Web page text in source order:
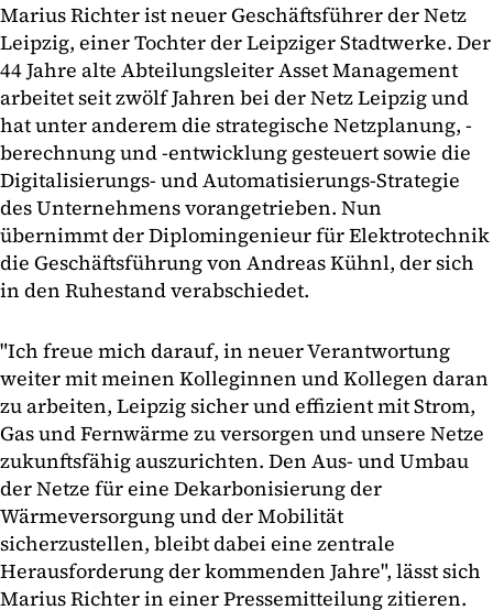
Marius Richter ist neuer Geschäftsführer der Netz
Leipzig, einer Tochter der Leipziger Stadtwerke. Der
44 Jahre alte Abteilungsleiter Asset Management
arbeitet seit zwölf Jahren bei der Netz Leipzig und
hat unter anderem die strategische Netzplanung, -
berechnung und -entwicklung gesteuert sowie die
Digitalisierungs- und Automatisierungs-Strategie
des Unternehmens vorangetrieben. Nun
übernimmt der Diplomingenieur für Elektrotechnik
die Geschäftsführung von Andreas Kühnl, der sich
in den Ruhestand verabschiedet.
"Ich freue mich darauf, in neuer Verantwortung
weiter mit meinen Kolleginnen und Kollegen daran
zu arbeiten, Leipzig sicher und effizient mit Strom,
Gas und Fernwärme zu versorgen und unsere Netze
zukunftsfähig auszurichten. Den Aus- und Umbau
der Netze für eine Dekarbonisierung der
Wärmeversorgung und der Mobilität
sicherzustellen, bleibt dabei eine zentrale
Herausforderung der kommenden Jahre", lässt sich
Marius Richter in einer Pressemitteilung zitieren.